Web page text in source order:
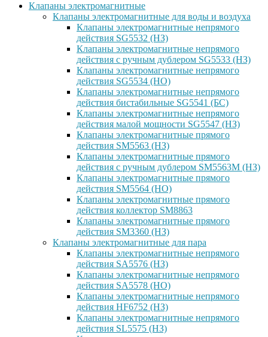
Клапаны электромагнитные
Клапаны электромагнитные для воды и воздуха
Клапаны электромагнитные непрямого
действия SG5532 (НЗ)
Клапаны электромагнитные непрямого
действия с ручным дублером SG5533 (НЗ)
Клапаны электромагнитные непрямого
действия SG5534 (НО)
Клапаны электромагнитные непрямого
действия бистабильные SG5541 (БС)
Клапаны электромагнитные непрямого
действия малой мощности SG5547 (НЗ)
Клапаны электромагнитные прямого
действия SM5563 (НЗ)
Клапаны электромагнитные прямого
действия с ручным дублером SM5563M (НЗ)
Клапаны электромагнитные прямого
действия SM5564 (НО)
Клапаны электромагнитные прямого
дейcтвия коллектор SM8863
Клапаны электромагнитные прямого
действия SM3360 (НЗ)
Клапаны электромагнитные для пара
Клапаны электромагнитные непрямого
действия SA5576 (НЗ)
Клапаны электромагнитные непрямого
действия SA5578 (НО)
Клапаны электромагнитные непрямого
действия HF6752 (НЗ)
Клапаны электромагнитные непрямого
действия SL5575 (НЗ)